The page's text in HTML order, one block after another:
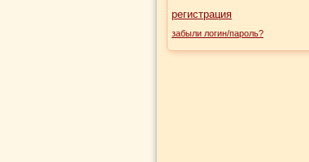
регистрация
забыли логин/пароль?